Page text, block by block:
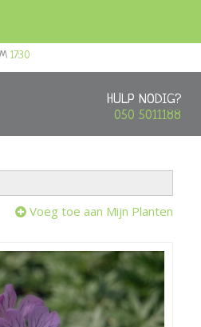
HULP NODIG?
050 5011188
17:30
Voeg toe aan Mijn Planten